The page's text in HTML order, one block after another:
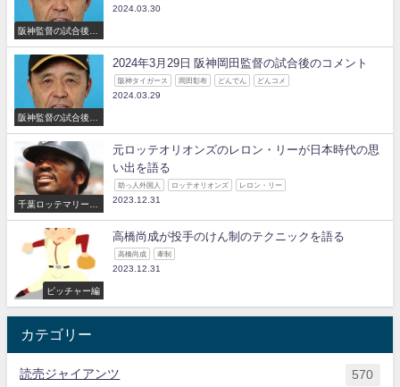
阪神監督の試合後の
コメント
2024.03.30
阪神監督の試合後の
コメント
2024年3月29日 阪神岡田監督の試合後のコメント
阪神タイガース 岡田彰布 どんでん どんコメ
2024.03.29
千葉ロッテマリーン
ズ
元ロッテオリオンズのレロン・リーが日本時代の思
い出を語る
助っ人外国人 ロッテオリオンズ レロン・リー
2023.12.31
ピッチャー編
高橋尚成が投手のけん制のテクニックを語る
高橋尚成 牽制
2023.12.31
カテゴリー
読売ジャイアンツ 570